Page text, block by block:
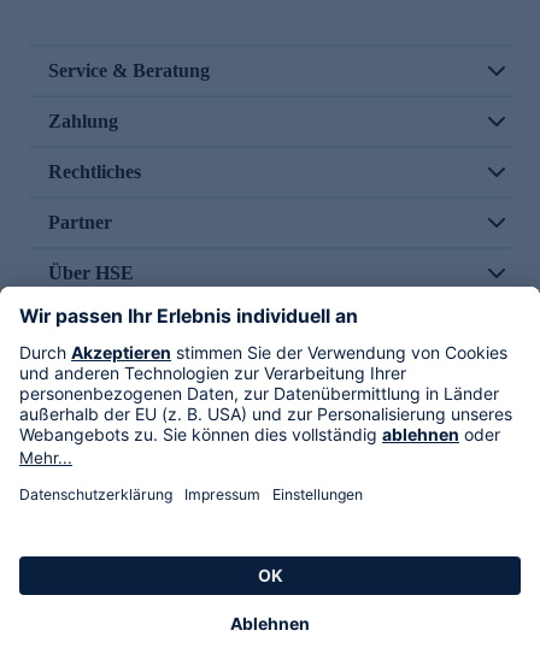
Service & Beratung
Zahlung
Rechtliches
Partner
Über HSE
Im TV
HSE International